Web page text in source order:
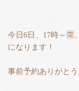
今日6日、17時～🈳
になります！
事前予約ありがとう